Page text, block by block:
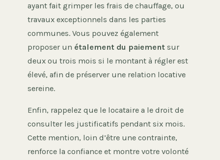
ayant fait grimper les frais de chauffage, ou
travaux exceptionnels dans les parties
communes. Vous pouvez également
proposer un étalement du paiement sur
deux ou trois mois si le montant à régler est
élevé, afin de préserver une relation locative
sereine.
Enfin, rappelez que le locataire a le droit de
consulter les justificatifs pendant six mois.
Cette mention, loin d’être une contrainte,
renforce la confiance et montre votre volonté